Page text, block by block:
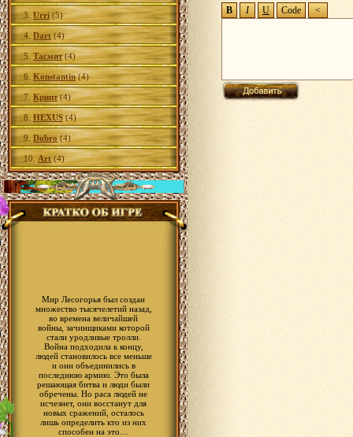
3. Urri (5)
4. Dart (4)
5. Тасмит(4)
6. Konstantin(4)
7. Крипт(4)
8. HEXUS(4)
9. Dobro(4)
10. Art (4)
Мир Лесогорья был создан
множество тысячелетий назад,
во времена величайшей
войны, зачинщиками которой
стали уродливые тролли.
Война подходила к концу,
людей становилось все меньше
и они объединились в
последнюю армию. Это была
решающая битва и люди были
обречены. Но раса людей не
исчезнет, они восстанут для
новых сражений, осталось
лишь определить кто из них
способен на это…